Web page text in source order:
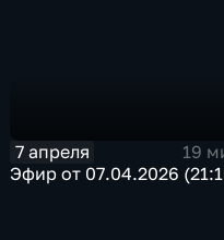
7 апреля
19
Эфир от 07.04.2026